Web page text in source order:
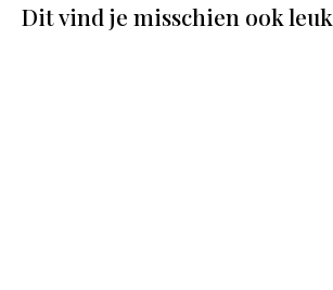
Dit vind je misschien ook leuk